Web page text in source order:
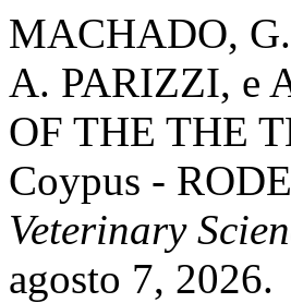
MACHADO,
A. PARIZZI, e
OF THE THE
Coypus -
Veterinary
agosto 7, 2026.